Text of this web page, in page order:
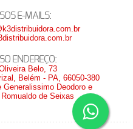
E-MAILS:
ENDEREÇO:
Belo, 73
Belém - PA, 66050-380
Generalissimo Deodoro e
Romualdo de Seixas